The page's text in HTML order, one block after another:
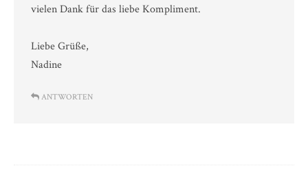
vielen Dank für das liebe Kompliment.
Liebe Grüße,
Nadine
ANTWORTEN